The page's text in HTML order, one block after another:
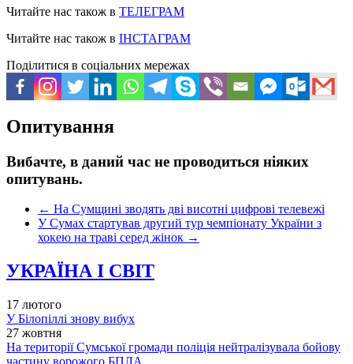
Читайте нас також в ТЕЛЕГРАМ
Читайте нас також в ІНСТАГРАМ
Поділитися в соціальних мережах
Опитування
Вибачте, в даний час не проводиться ніяких
опитувань.
← На Сумщині зводять дві висотні цифрові телевежі
У Сумах стартував другий тур чемпіонату України з
хокею на траві серед жінок →
УКРАЇНА І СВІТ
17 лютого
У Білопіллі знову вибух
27 жовтня
На території Сумської громади поліція нейтралізувала бойову